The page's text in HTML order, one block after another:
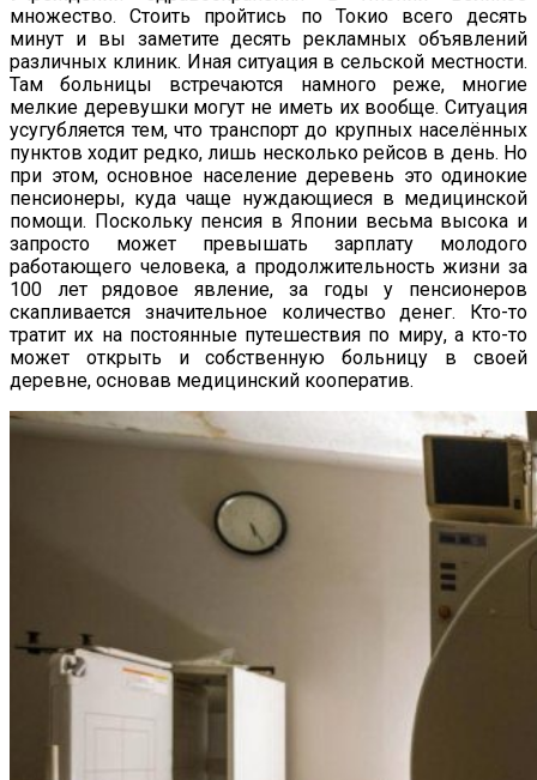
множество. Стоить пройтись по Токио всего десять
минут и вы заметите десять рекламных объявлений
различных клиник. Иная ситуация в сельской местности.
Там больницы встречаются намного реже, многие
мелкие деревушки могут не иметь их вообще. Ситуация
усугубляется тем, что транспорт до крупных населённых
пунктов ходит редко, лишь несколько рейсов в день. Но
при этом, основное население деревень это одинокие
пенсионеры, куда чаще нуждающиеся в медицинской
помощи. Поскольку пенсия в Японии весьма высока и
запросто может превышать зарплату молодого
работающего человека, а продолжительность жизни за
100 лет рядовое явление, за годы у пенсионеров
скапливается значительное количество денег. Кто-то
тратит их на постоянные путешествия по миру, а кто-то
может открыть и собственную больницу в своей
деревне, основав медицинский кооператив.